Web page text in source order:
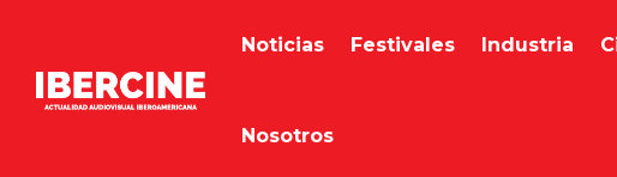
Noticias Festivales Industria
Nosotros